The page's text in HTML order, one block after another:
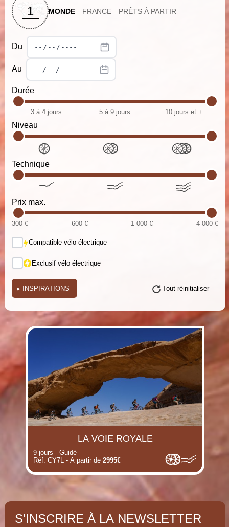
1 MONDE FRANCE PRÊTS À PARTIR
Du
Au
Durée
3 à 4 jours 5 à 9 jours 10 jours et +
Niveau
Technique
Prix max.
300 € 600 € 1 000 € 4 000 €
Compatible vélo électrique
Exclusif vélo électrique
▸ INSPIRATIONS Tout réinitialiser
(i) (i)
(i)
(i)
(i)
(i)
LA VOIE ROYALE
9 jours - Guidé
Réf. CY7L - A partir de 2995€
S'INSCRIRE À LA NEWSLETTER